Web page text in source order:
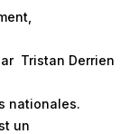
Tristan Derrien
nationales.
un